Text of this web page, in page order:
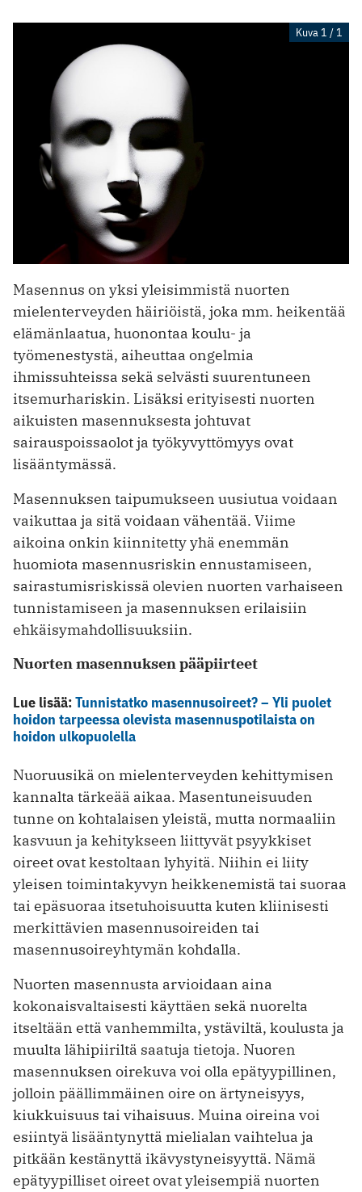
Kuva 1 / 1
Masennus on yksi yleisimmistä nuorten
mielenterveyden häiriöistä, joka mm. heikentää
elämänlaatua, huonontaa koulu- ja
työmenestystä, aiheuttaa ongelmia
ihmissuhteissa sekä selvästi suurentuneen
itsemurhariskin. Lisäksi erityisesti nuorten
aikuisten masennuksesta johtuvat
sairauspoissaolot ja työkyvyttömyys ovat
lisääntymässä.
Masennuksen taipumukseen uusiutua voidaan
vaikuttaa ja sitä voidaan vähentää. Viime
aikoina onkin kiinnitetty yhä enemmän
huomiota masennusriskin ennustamiseen,
sairastumisriskissä olevien nuorten varhaiseen
tunnistamiseen ja masennuksen erilaisiin
ehkäisymahdollisuuksiin.
Nuorten masennuksen pääpiirteet
Lue lisää:Tunnistatko masennusoireet? – Yli puolet
hoidon tarpeessa olevista masennuspotilaista on
hoidon ulkopuolella
Nuoruusikä on mielenterveyden kehittymisen
kannalta tärkeää aikaa. Masentuneisuuden
tunne on kohtalaisen yleistä, mutta normaaliin
kasvuun ja kehitykseen liittyvät psyykkiset
oireet ovat kestoltaan lyhyitä. Niihin ei liity
yleisen toimintakyvyn heikkenemistä tai suoraa
tai epäsuoraa itsetuhoisuutta kuten kliinisesti
merkittävien masennusoireiden tai
masennusoireyhtymän kohdalla.
Nuorten masennusta arvioidaan aina
kokonaisvaltaisesti käyttäen sekä nuorelta
itseltään että vanhemmilta, ystäviltä, koulusta ja
muulta lähipiiriltä saatuja tietoja. Nuoren
masennuksen oirekuva voi olla epätyypillinen,
jolloin päällimmäinen oire on ärtyneisyys,
kiukkuisuus tai vihaisuus. Muina oireina voi
esiintyä lisääntynyttä mielialan vaihtelua ja
pitkään kestänyttä ikävystyneisyyttä. Nämä
epätyypilliset ­oireet ovat yleisempiä nuorten